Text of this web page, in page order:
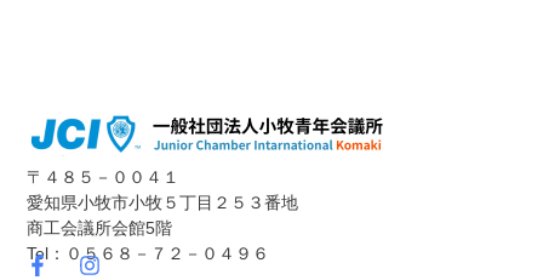
〒４８５－００４１
愛知県小牧市小牧５丁目２５３番地
商工会議所会館5階
Tel：０５６８－７２－０４９６